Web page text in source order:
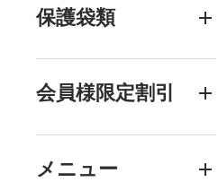
保護袋類
会員様限定割引
メニュー